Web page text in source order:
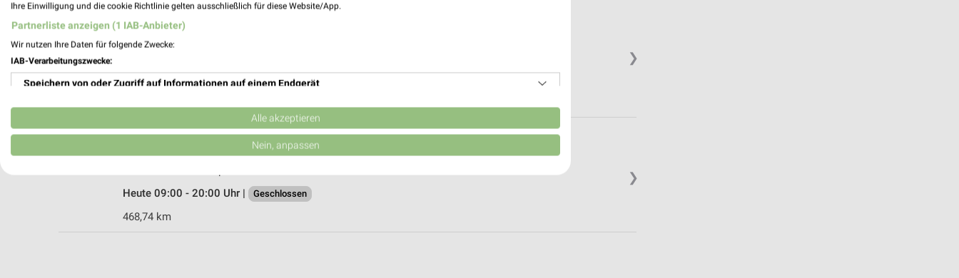
❯
Woolworth Hilden
Mittelstr. 101-103
40721 Hilden
Heute 09:00 - 19:00 Uhr | Geschlossen
❯
Woolworth Leverkusen-Opladen
Kölner Straße 2
Heute 09:00 - 20:00 Uhr |
Geschlossen
468,74 km
Ihre Einwilligung und die cookie Richtlinie gelten ausschließlich für diese Website/App.
Partnerliste anzeigen (1 IAB-Anbieter)
Wir nutzen Ihre Daten für folgende Zwecke:
IAB-Verarbeitungszwecke:
Speichern von oder Zugriff auf Informationen auf einem Endgerät
Verwendung reduzierter Daten zur Auswahl von Werbeanzeigen
Erstellung von Profilen für personalisierte Werbung
Erstellung von Profilen zur Personalisierung von Inhalten
Alle akzeptieren
Nein, anpassen